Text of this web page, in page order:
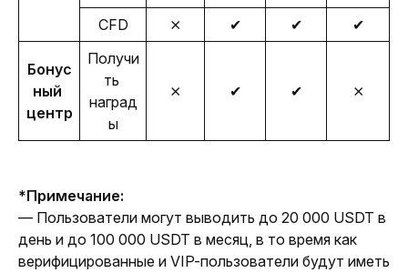
CFD ⨯ ✔ ✔ ✔
Бонус
ный
центр
Получи
ть
наград
ы
⨯ ✔ ✔ ⨯
*Примечание:
— Пользователи могут выводить до 20 000 USDT в
день и до 100 000 USDT в месяц, в то время как
верифицированные и VIP-пользователи будут иметь